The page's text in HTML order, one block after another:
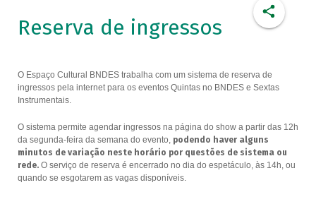
Reserva de ingressos
O Espaço Cultural BNDES trabalha com um sistema de reserva de
ingressos pela internet para os eventos Quintas no BNDES e Sextas
Instrumentais.
O sistema permite agendar ingressos na página do show a partir das 12h
da segunda-feira da semana do evento, podendo haver alguns
minutos de variação neste horário por questões de sistema ou
rede.O serviço de reserva é encerrado no dia do espetáculo, às 14h, ou
quando se esgotarem as vagas disponíveis.